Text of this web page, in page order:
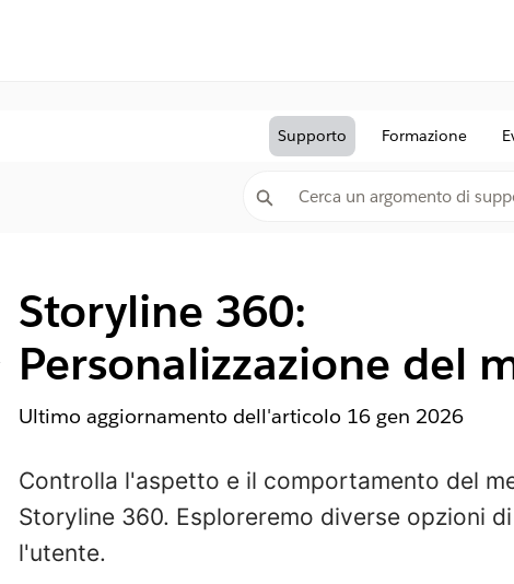
Supporto Formazione
Storyline 360:
Personalizzazione del
Ultimo aggiornamento dell'articolo 16 gen 2026
Controlla l'aspetto e il comportamento del
Storyline 360. Esploreremo diverse opzioni
l'utente.